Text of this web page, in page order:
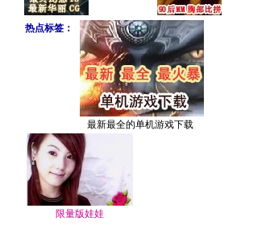
热点标签：
最新最全的单机游戏下载
限量版娃娃